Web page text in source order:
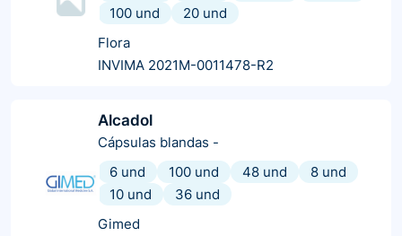
100 und
20 und
Flora
INVIMA 2021M-0011478-R2
Alcadol
Cápsulas blandas -
6 und
100 und 48 und
8 und
10 und
36 und
Gimed